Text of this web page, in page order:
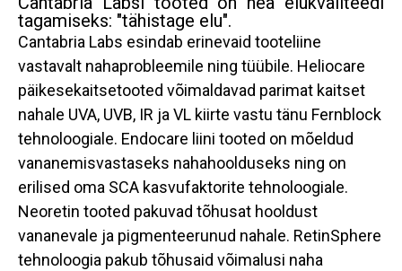
tagamiseks: "tähistage elu".
Cantabria Labs esindab erinevaid tooteliine
vastavalt nahaprobleemile ning tüübile. Heliocare
päikesekaitsetooted võimaldavad parimat kaitset
nahale UVA, UVB, IR ja VL kiirte vastu tänu Fernblock
tehnoloogiale. Endocare liini tooted on mõeldud
vananemisvastaseks nahahoolduseks ning on
erilised oma SCA kasvufaktorite tehnoloogiale.
Neoretin tooted pakuvad tõhusat hooldust
vananevale ja pigmenteerunud nahale. RetinSphere
tehnoloogia pakub tõhusaid võimalusi naha